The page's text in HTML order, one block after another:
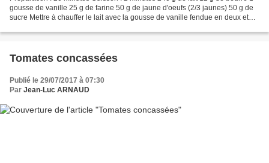
gousse de vanille 25 g de farine 50 g de jaune d'oeufs (2/3 jaunes) 50 g de
sucre Mettre à chauffer le lait avec la gousse de vanille fendue en deux et
Tomates concassées
Publié le 29/07/2017 à 07:30
Par Jean-Luc ARNAUD